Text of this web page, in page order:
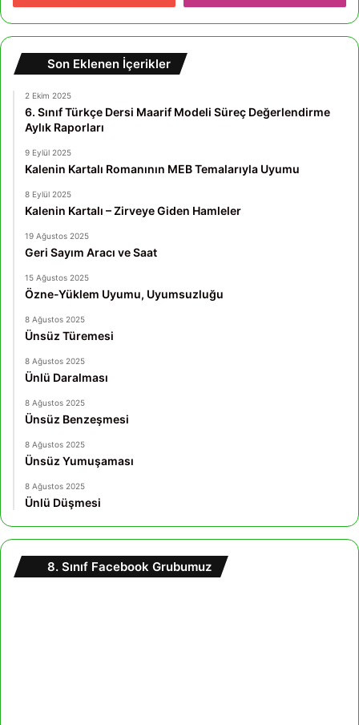
Son Eklenen İçerikler
2 Ekim 2025
6. Sınıf Türkçe Dersi Maarif Modeli Süreç Değerlendirme
Aylık Raporları
9 Eylül 2025
Kalenin Kartalı Romanının MEB Temalarıyla Uyumu
8 Eylül 2025
Kalenin Kartalı – Zirveye Giden Hamleler
19 Ağustos 2025
Geri Sayım Aracı ve Saat
15 Ağustos 2025
Özne-Yüklem Uyumu, Uyumsuzluğu
8 Ağustos 2025
Ünsüz Türemesi
8 Ağustos 2025
Ünlü Daralması
8 Ağustos 2025
Ünsüz Benzeşmesi
8 Ağustos 2025
Ünsüz Yumuşaması
8 Ağustos 2025
Ünlü Düşmesi
8. Sınıf Facebook Grubumuz